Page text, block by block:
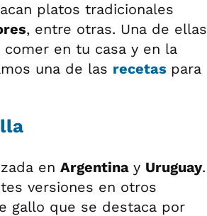
platos tradicionales
, entre otras. Una de ellas
comer en tu casa y en la
una de las recetas para
en Argentina y Uruguay.
versiones en otros
gallo que se destaca por